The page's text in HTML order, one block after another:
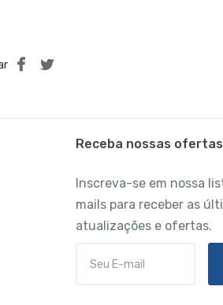
Receba nossas ofertas
Inscreva-se em nossa
mails para receber as
atualizações e ofertas.